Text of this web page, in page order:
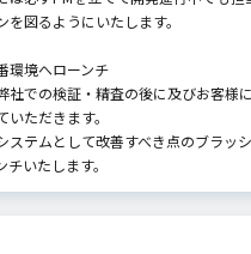
を図るようにいたします。
環境へローンチ
社での検証・精査の後に及びお客様
ただきます。
ステムとして改善すべき点のブラッ
いたします。